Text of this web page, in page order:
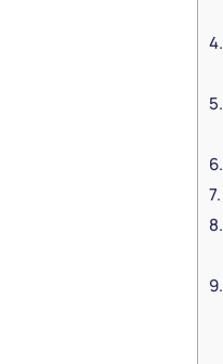
4.
5.
6.
7.
8.
9.